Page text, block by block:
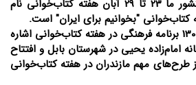
روزنامه ایران گفت: در کشور ما 23 تا 29 آبان هفته کتاب‌خوانی نام
کتاب‌خوانی "بخوانیم برای ایران" است.
فلاح به اجرای بیش از 1300 برنامه فرهنگی در هفته کتاب‌خوانی اشاره
امام‌زاده یحیی در شهرستان بابل و افتتاح
طرح‌های مهم مازندران در هفته کتاب‌خوانی